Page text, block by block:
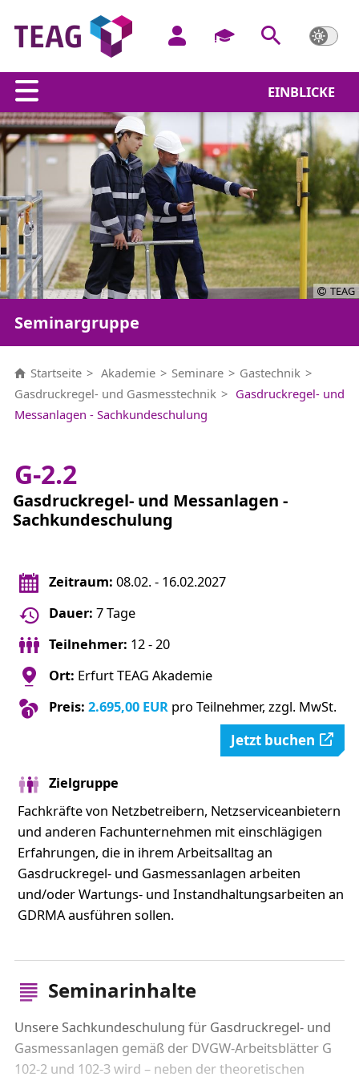
EINBLICKE
TEAG
Seminargruppe
Startseite Akademie Seminare
Gastechnik
Gasdruckregel- und Gasmesstechnik
Gasdruckregel- und
Messanlagen - Sachkundeschulung
G-2.2
Gasdruckregel- und Messanlagen -
Sachkundeschulung
Zeitraum: 08.02. - 16.02.2027
Dauer: 7 Tage
Teilnehmer: 12 - 20
Ort: Erfurt TEAG Akademie
Preis: 2.695,00 EURpro Teilnehmer, zzgl. MwSt.
Jetzt buchen
Zielgruppe
Fachkräfte von Netzbetreibern, Netzserviceanbietern
und anderen Fachunternehmen mit einschlägigen
Erfahrungen, die in ihrem Arbeitsalltag an
Gasdruckregel- und Gasmessanlagen arbeiten
und/oder Wartungs- und Instandhaltungsarbeiten an
GDRMA ausführen sollen.
Seminarinhalte
Unsere Sachkundeschulung für Gasdruckregel- und
Gasmessanlagen gemäß der DVGW-Arbeitsblätter G
102-2 und 102-3 wird – neben der theoretischen